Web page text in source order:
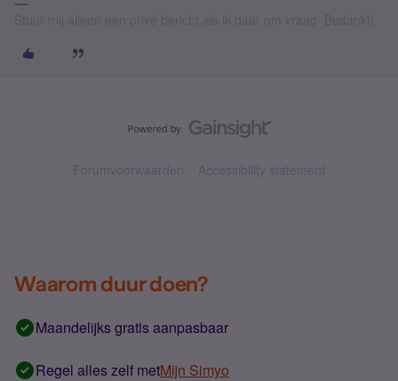
Forumvoorwaarden Accessibility statement
Waarom duur doen?
Maandelijks gratis aanpasbaar
Regel alles zelf metMijn Simyo